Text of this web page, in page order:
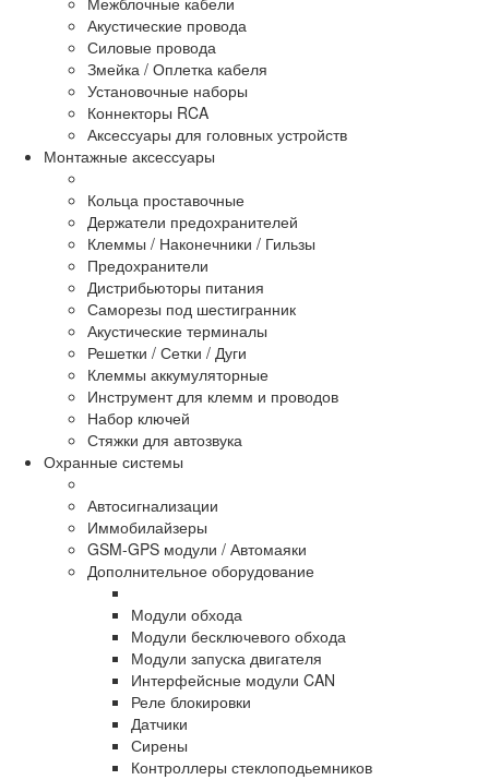
Акустические провода
Силовые провода
Змейка / Оплетка кабеля
Установочные наборы
Коннекторы RCA
Аксессуары для головных устройств
Монтажные аксессуары
Кольца проставочные
Держатели предохранителей
Клеммы / Наконечники / Гильзы
Предохранители
Дистрибьюторы питания
Саморезы под шестигранник
Акустические терминалы
Решетки / Сетки / Дуги
Клеммы аккумуляторные
Инструмент для клемм и проводов
Набор ключей
Стяжки для автозвука
Охранные системы
Автосигнализации
Иммобилайзеры
GSM-GPS модули / Автомаяки
Дополнительное оборудование
Модули обхода
Модули бесключевого обхода
Модули запуска двигателя
Интерфейсные модули CAN
Реле блокировки
Датчики
Сирены
Контроллеры стеклоподьемников